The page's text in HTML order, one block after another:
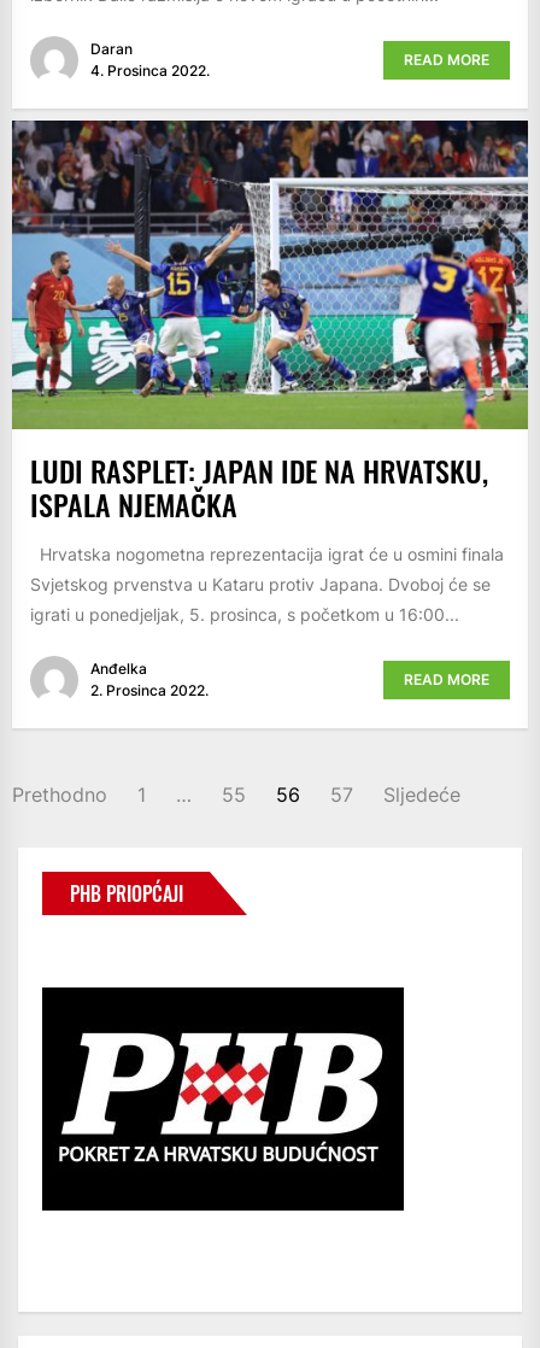
Daran
4. Prosinca 2022.
READ MORE
LUDI RASPLET: JAPAN IDE NA HRVATSKU,
ISPALA NJEMAČKA
Hrvatska nogometna reprezentacija igrat će u osmini finala
Svjetskog prvenstva u Kataru protiv Japana. Dvoboj će se
igrati u ponedjeljak, 5. prosinca, s početkom u 16:00...
Anđelka
2. Prosinca 2022.
READ MORE
BROJEVI
OBJAVA
Prethodno 1 … 55 56 57 Sljedeće
PHB PRIOPĆAJI